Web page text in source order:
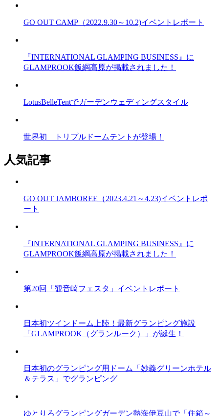
GO OUT CAMP（2022.9.30～10.2)イベントレポート
『INTERNATIONAL GLAMPING BUSINESS』に
GLAMPROOK飯綱高原が掲載されました！
LotusBelleTentでガーデンウェディングスタイル
世界初 トリプルドームテントが登場！
人気記事
GO OUT JAMBOREE（2023.4.21～4.23)イベントレポ
ート
『INTERNATIONAL GLAMPING BUSINESS』に
GLAMPROOK飯綱高原が掲載されました！
第20回「観音崎フェスタ」イベントレポート
日本初ツインドーム上陸！最新グランピング施設
「GLAMPROOK（グランルーク）」が誕生！
日本初のグランピング用ドーム「妙義グリーンホテル
＆テラス」でグランピング
ゆとりろグランピングガーデン熱海伊豆山で「住箱～